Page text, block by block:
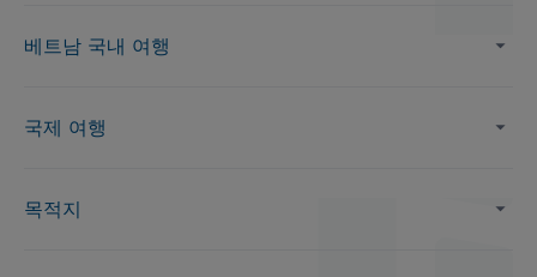
베트남 국내 여행
국제 여행
목적지